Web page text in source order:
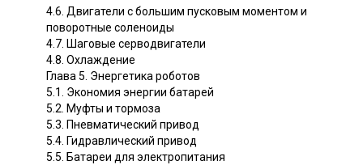
4.6. Двигатели с большим пусковым моментом и
поворотные соленоиды
4.7. Шаговые серводвигатели
4.8. Охлаждение
Глава 5. Энергетика роботов
5.1. Экономия энергии батарей
5.2. Муфты и тормоза
5.3. Пневматический привод
5.4. Гидравлический привод
5.5. Батареи для электропитания